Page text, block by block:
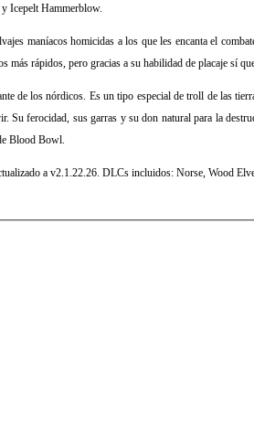
Icepelt Hammerblow.
maníacos homicidas a los que les encanta el
más rápidos, pero gracias a su habilidad de placaje sí
de los nórdicos. Es un tipo especial de troll de las
Su ferocidad, sus garras y su don natural para la
Blood Bowl.
a v2.1.22.26. DLCs incluidos: Norse, Wood